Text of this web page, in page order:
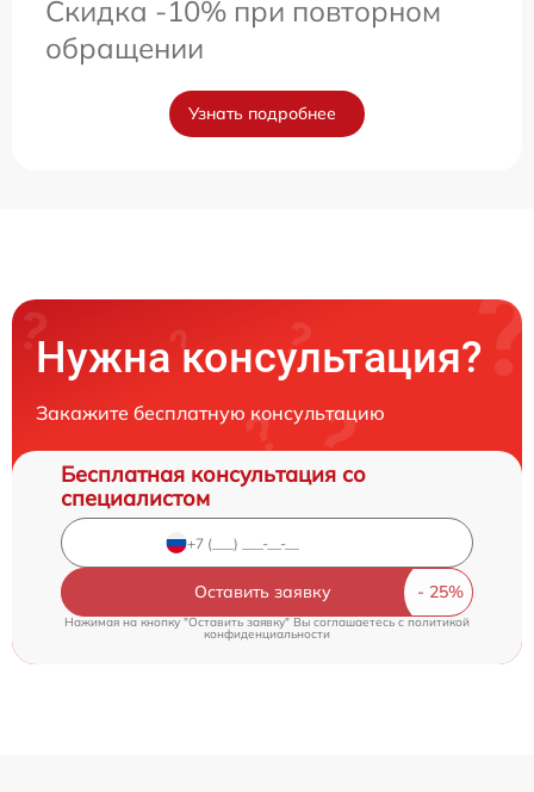
Скидка -10% при повторном
обращении
Узнать подробнее
Нужна консультация?
Закажите бесплатную консультацию
Бесплатная консультация со
специалистом
Оставить заявку
Нажимая на кнопку "Оставить заявку" Вы соглашаетесь c политикой
конфиденциальности